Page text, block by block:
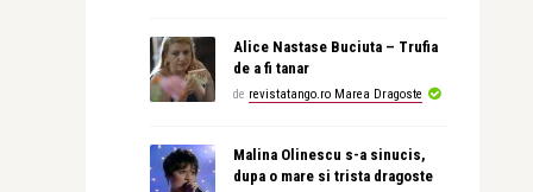
Alice Nastase Buciuta – Trufia
de a fi tanar
de revistatango.ro Marea Dragoste
Malina Olinescu s-a sinucis,
dupa o mare si trista dragoste